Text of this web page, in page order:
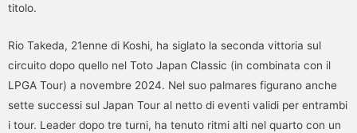
titolo.
Rio Takeda, 21enne di Koshi, ha siglato la seconda vittoria sul
circuito dopo quello nel Toto Japan Classic (in combinata con il
LPGA Tour) a novembre 2024. Nel suo palmares figurano anche
sette successi sul Japan Tour al netto di eventi validi per entrambi
i tour. Leader dopo tre turni, ha tenuto ritmi alti nel quarto con un